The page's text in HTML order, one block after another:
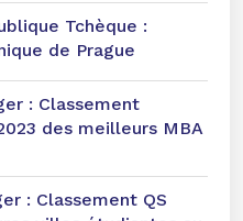
Tchèque :
de Prague
: Classement
des meilleurs MBA
: Classement QS